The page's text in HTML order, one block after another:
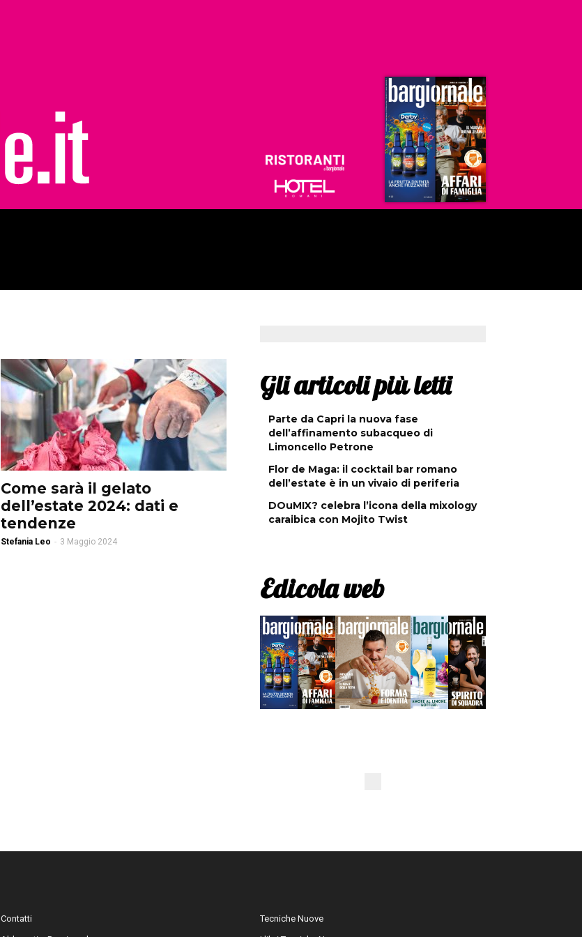
Ristoranti
Hoteldomani
Come sarà il gelato
dell’estate 2024: dati e
tendenze
Stefania Leo - 3 Maggio 2024
Gli articoli più letti
Parte da Capri la nuova fase
dell’affinamento subacqueo di
Limoncello Petrone
Flor de Maga: il cocktail bar romano
dell’estate è in un vivaio di periferia
DOuMIX? celebra l’icona della mixology
caraibica con Mojito Twist
Edicola web
Contatti
Tecniche Nuove